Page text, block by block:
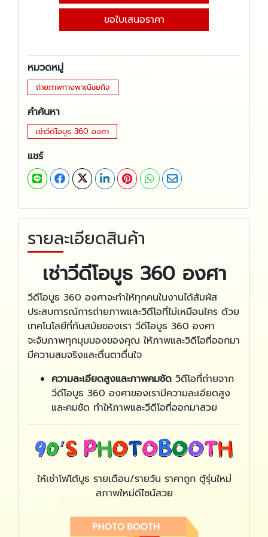
ขอใบเสนอราคา
หมวดหมู่
ถ่ายภาพทางพาณิชยกิจ
คำค้นหา
เช่าวีดีโอบูธ 360 องศา
แชร์
รายละเอียดสินค้า
เช่าวีดีโอบูธ 360 องศา
วีดีโอบูธ 360 องศาจะทำให้ทุกคนในงานได้สัมผัส
ประสบการณ์การถ่ายภาพและวิดีโอที่ไม่เหมือนใคร ด้วย
เทคโนโลยีที่ทันสมัยของเรา วีดีโอบูธ 360 องศา
จะจับภาพทุกมุมมองของคุณ ให้ภาพและวิดีโอที่ออกมา
มีความสมจริงและตื่นตาตื่นใจ
ความละเอียดสูงและภาพคมชัด วิดีโอที่ถ่ายจาก
วีดีโอบูธ 360 องศาของเรามีความละเอียดสูง
และคมชัด ทำให้ภาพและวีดีโอที่ออกมาสวย
ให้เช่าโฟโต้บูธ รายเดือน/รายวัน ราคาถูก ตู้รุ่นใหม่
สภาพใหม่ดีไซน์สวย